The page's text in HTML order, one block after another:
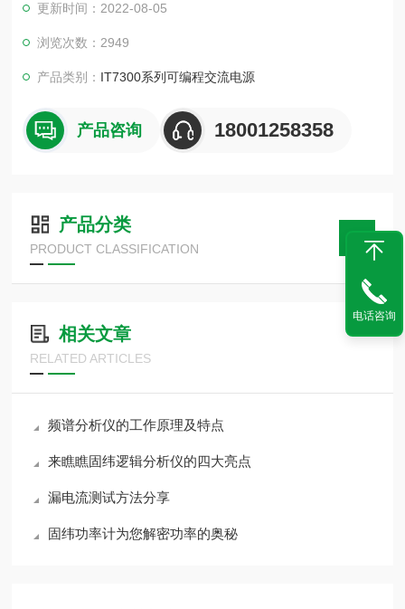
常的交流电输入情况，并量测待测物的重要电性能参数
更新时间：2022-08-05
浏览次数：2949
产品类别： IT7300系列可编程交流电源
产品咨询 18001258358
产品分类
PRODUCT CLASSIFICATION
相关文章
RELATED ARTICLES
频谱分析仪的工作原理及特点
来瞧瞧固纬逻辑分析仪的四大亮点
漏电流测试方法分享
固纬功率计为您解密功率的奥秘
电话咨询